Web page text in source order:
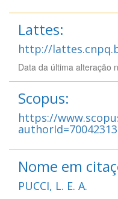
Lattes:
http://
Data da última alteração
Scopus:
https://
Nome em
PUCCI, L. E. A.